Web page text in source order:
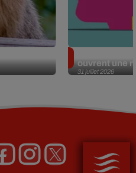
31 juillet 2026
ouvrent une